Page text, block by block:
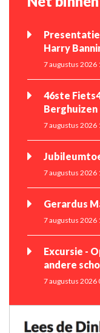
Harry
7 augustus 2026
46ste
Berghuizen
7 augustus 2026
7 augustus 2026
Gerardus
7 augustus 2026
Excursie -
andere
7 augustus 2026